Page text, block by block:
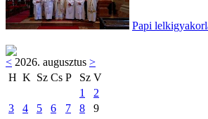
Papi
< 2026. augusztus >
H K Sz Cs P Sz V
1
2
3
4 5 6 7 8
9